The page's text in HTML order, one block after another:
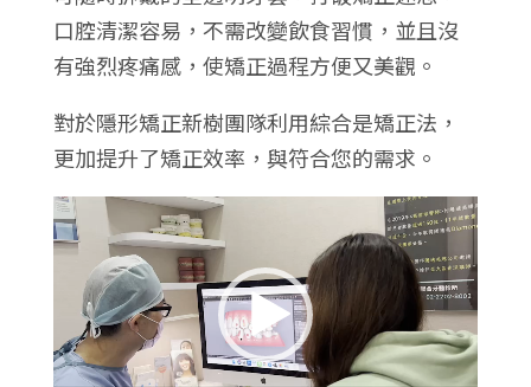
口腔清潔容易，不需改變飲食習慣，並且沒
有強烈疼痛感，使矯正過程方便又美觀。
對於隱形矯正新樹團隊利用綜合是矯正法，
更加提升了矯正效率，與符合您的需求。
視
訊
器